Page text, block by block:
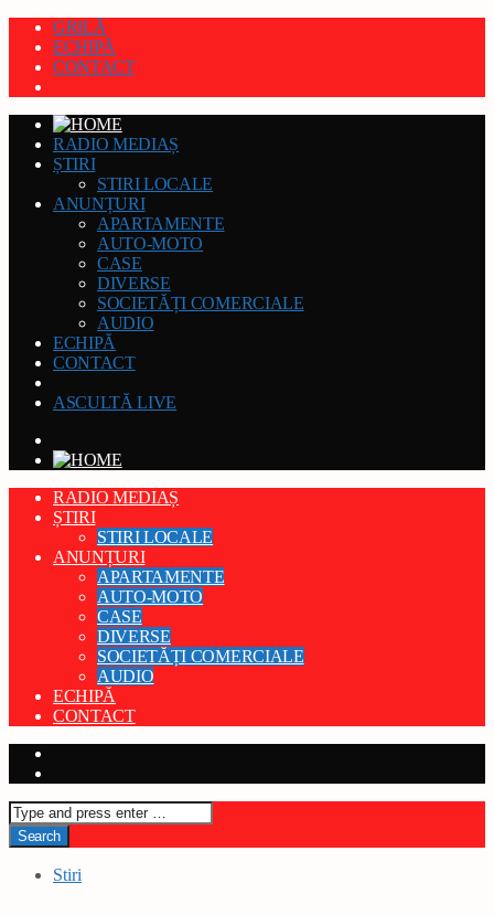
GRILĂ
ECHIPĂ
CONTACT
RADIO MEDIAȘ
ȘTIRI
STIRI LOCALE
ANUNȚURI
APARTAMENTE
AUTO-MOTO
CASE
DIVERSE
SOCIETĂȚI COMERCIALE
AUDIO
ECHIPĂ
CONTACT
ASCULTĂ LIVE
RADIO MEDIAȘ
ȘTIRI
STIRI LOCALE
ANUNȚURI
APARTAMENTE
AUTO-MOTO
CASE
DIVERSE
SOCIETĂȚI COMERCIALE
AUDIO
ECHIPĂ
CONTACT
Stiri